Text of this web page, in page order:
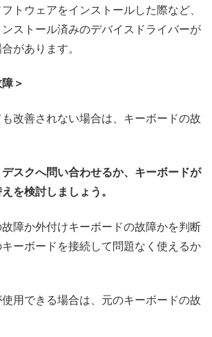
トウェアをインストールした際など、
ストール済みのデバイスドライバーが
があります。
＞
も改善されない場合は、キーボードの故
スクへ問い合わせるか、キーボードが
を検討しましょう。
故障か外付けキーボードの故障かを判断
ーボードを接続して問題なく使えるか
用できる場合は、元のキーボードの故